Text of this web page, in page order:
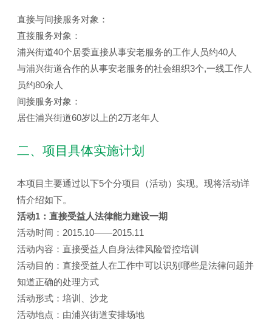
直接与间接服务对象：
直接服务对象：
浦兴街道40个居委直接从事安老服务的工作人员约40人
与浦兴街道合作的从事安老服务的社会组织3个,一线工作人
员约80余人
间接服务对象：
居住浦兴街道60岁以上的2万老年人
二、项目具体实施计划
本项目主要通过以下5个分项目（活动）实现。现将活动详
情介绍如下。
活动1：直接受益人法律能力建设一期
活动时间：2015.10——2015.11
活动内容：直接受益人自身法律风险管控培训
活动目的：直接受益人在工作中可以识别哪些是法律问题并
知道正确的处理方式
活动形式：培训、沙龙
活动地点：由浦兴街道安排场地